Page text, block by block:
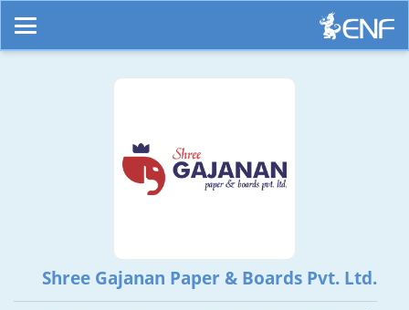
Shree Gajanan Paper & Boards Pvt. Ltd.